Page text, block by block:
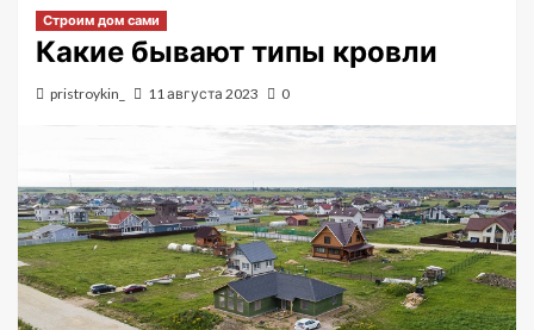
Строим дом сами
Какие бывают типы кровли
pristroykin_ 11 августа 2023 0